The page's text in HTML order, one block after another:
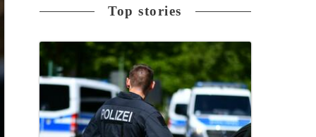
Top stories